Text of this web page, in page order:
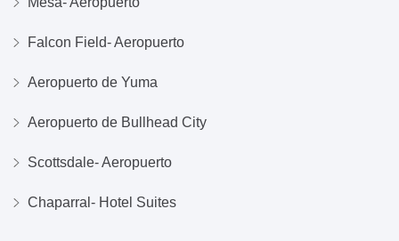
Falcon Field- Aeropuerto
Aeropuerto de Yuma
Aeropuerto de Bullhead City
Scottsdale- Aeropuerto
Chaparral- Hotel Suites